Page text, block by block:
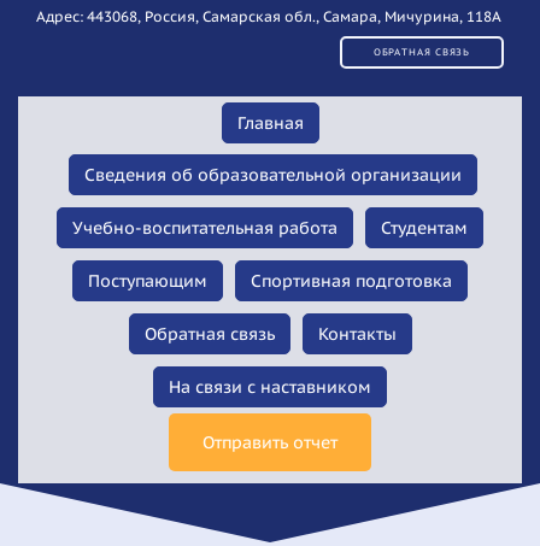
Адрес: 443068, Россия, Самарская обл., Самара, Мичурина, 118А
ОБРАТНАЯ СВЯЗЬ
Главная
Сведения об образовательной организации
Учебно-воспитательная работа Студентам
Поступающим Спортивная подготовка
Обратная связь Контакты
На связи с наставником
Отправить отчет